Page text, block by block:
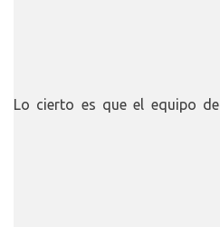
Lo cierto es que el equipo de